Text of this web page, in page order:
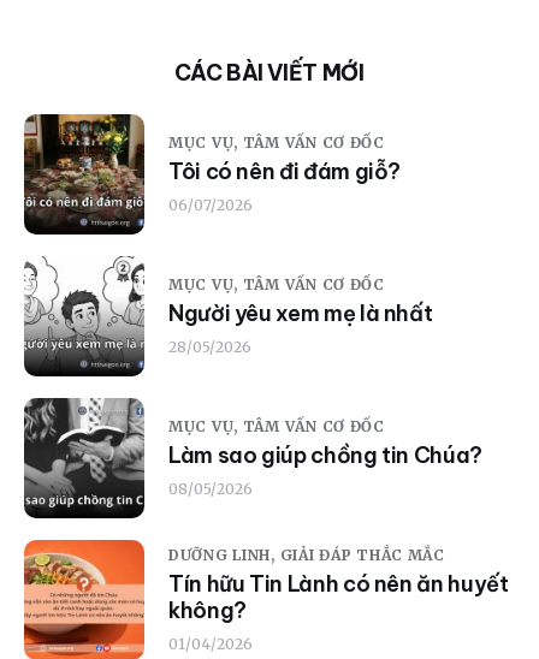
CÁC BÀI VIẾT MỚI
MỤC VỤ, TÂM VẤN CƠ ĐỐC
Tôi có nên đi đám giỗ?
06/07/2026
MỤC VỤ, TÂM VẤN CƠ ĐỐC
Người yêu xem mẹ là nhất
28/05/2026
MỤC VỤ, TÂM VẤN CƠ ĐỐC
Làm sao giúp chồng tin Chúa?
08/05/2026
DƯỠNG LINH, GIẢI ĐÁP THẮC MẮC
Tín hữu Tin Lành có nên ăn huyết
không?
01/04/2026